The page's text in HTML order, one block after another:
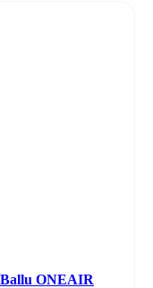
ONEAIR